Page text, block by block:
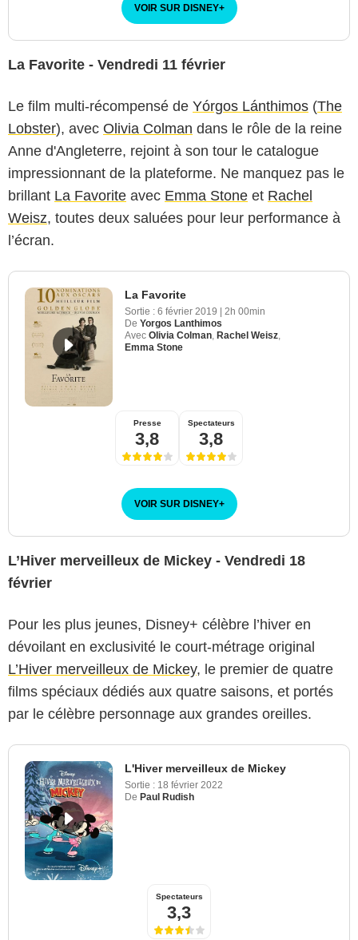
VOIR SUR DISNEY+
La Favorite - Vendredi 11 février
Le film multi-récompensé de Yórgos Lánthimos (The
Lobster), avec Olivia Colman dans le rôle de la reine
Anne d'Angleterre, rejoint à son tour le catalogue
impressionnant de la plateforme. Ne manquez pas le
brillant La Favorite avec Emma Stone et Rachel
Weisz, toutes deux saluées pour leur performance à
l’écran.
La Favorite
Sortie : 6 février 2019
2h 00min
De Yorgos Lanthimos
Avec Olivia Colman, Rachel Weisz,
Emma Stone
Presse
3,8
Spectateurs
3,8
VOIR SUR DISNEY+
L’Hiver merveilleux de Mickey - Vendredi 18
février
Pour les plus jeunes, Disney+ célèbre l’hiver en
dévoilant en exclusivité le court-métrage original
L’Hiver merveilleux de Mickey, le premier de quatre
films spéciaux dédiés aux quatre saisons, et portés
par le célèbre personnage aux grandes oreilles.
L'Hiver merveilleux de Mickey
Sortie : 18 février 2022
De Paul Rudish
Spectateurs
3,3